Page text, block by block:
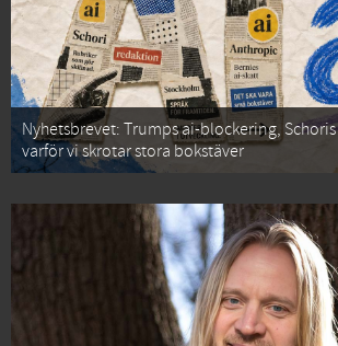
Nyhetsbrevet: Trumps ai-blockering,
varför vi skrotar stora bokstäver